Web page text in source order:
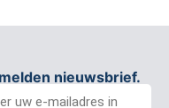
nieuwsbrief.